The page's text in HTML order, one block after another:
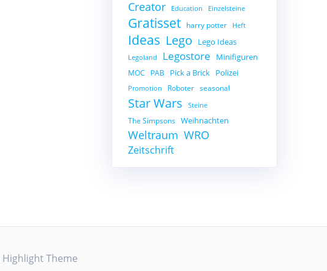
Creator Education Einzelsteine
Gratisset harry potter Heft
Ideas Lego Lego Ideas
Legoland Legostore Minifiguren
MOC PAB Pick a Brick Polizei
Promotion Roboter seasonal
Star Wars Steine
The Simpsons Weihnachten
Weltraum WRO
Zeitschrift
Highlight Theme